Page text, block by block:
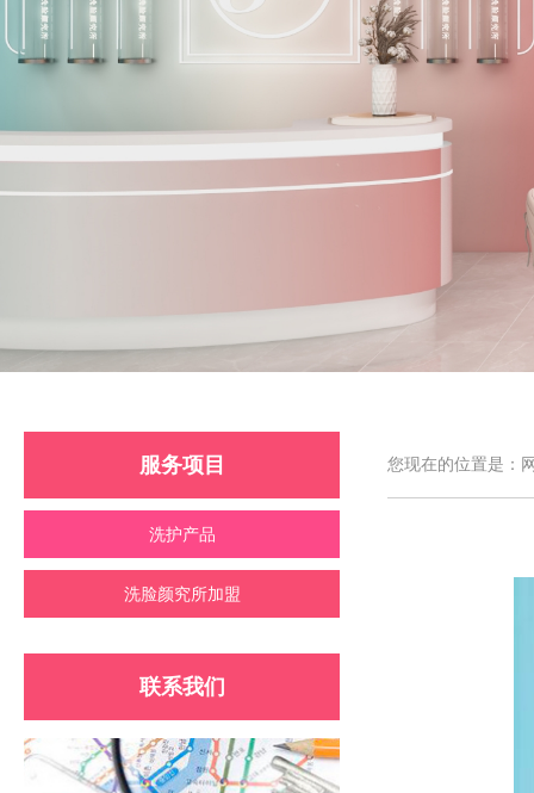
服务项目
洗护产品
洗脸颜究所加盟
联系我们
您现在的位置是：